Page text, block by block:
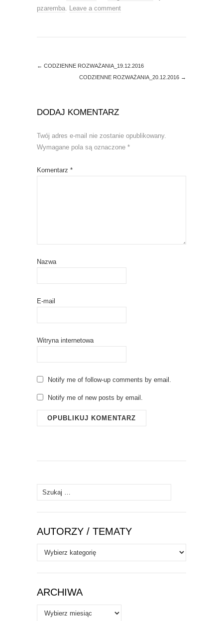
i
n
w
o
w
s
i
w
d
o
w
pzaremba. Leave a comment
← CODZIENNE ROZWAŻANIA_19.12.2016
CODZIENNE ROZWAŻANIA_20.12.2016 →
DODAJ KOMENTARZ
Twój adres e-mail nie zostanie opublikowany.
Wymagane pola są oznaczone *
Komentarz *
Nazwa
E-mail
Witryna internetowa
Notify me of follow-up comments by email.
Notify me of new posts by email.
Szukaj:
AUTORZY / TEMATY
Autorzy
/
Tematy
ARCHIWA
Archiwa